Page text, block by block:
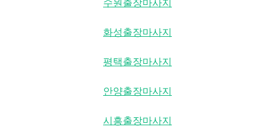
화성출장마사지
평택출장마사지
안양출장마사지
시흥출장마사지